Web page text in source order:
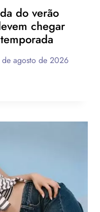
do verão
chegar
agosto de 2026